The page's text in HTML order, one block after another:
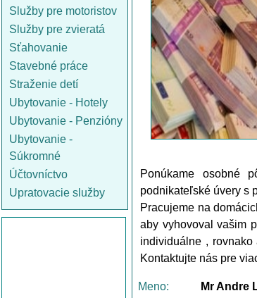
Služby pre motoristov
Služby pre zvieratá
Sťahovanie
Stavebné práce
Straženie detí
Ubytovanie - Hotely
Ubytovanie - Penzióny
Ubytovanie -
Súkromné
Účtovníctvo
Upratovacie služby
Ponúkame osobné
podnikateľské úvery s
Pracujeme na
aby vyhovoval vašim
individuálne ,
Kontaktujte nás pre
Meno:
Mr Andre